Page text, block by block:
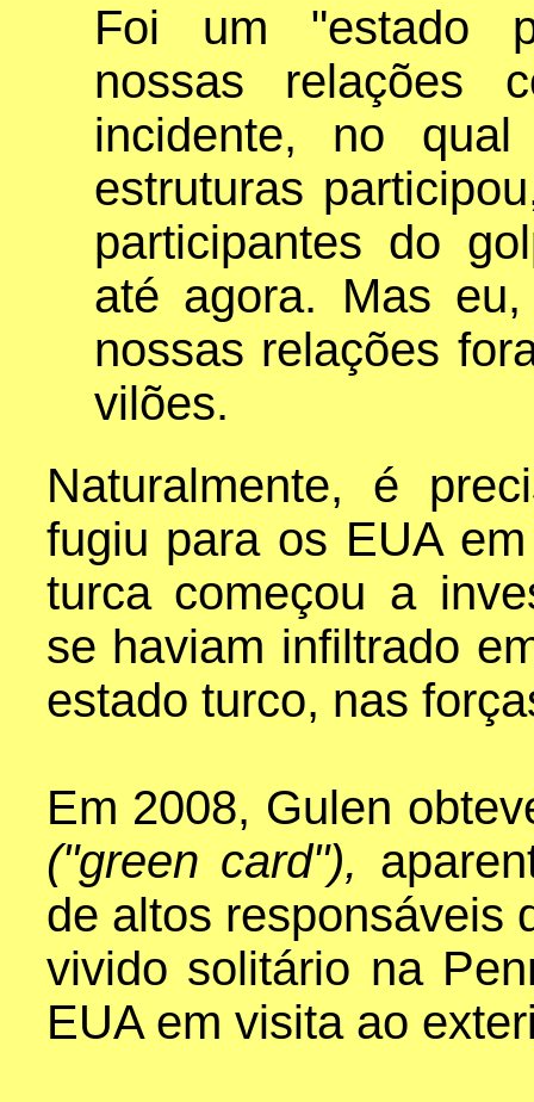
Foi um "estado
nossas relações
incidente, no
estruturas
participantes do
até agora. Mas
nossas relações
vilões.
Naturalmente, é
fugiu para os EUA
turca começou a
se haviam infiltrado
estado turco, nas
Em 2008, Gulen
("green card"),
de altos responsáveis
vivido solitário na
EUA em visita ao